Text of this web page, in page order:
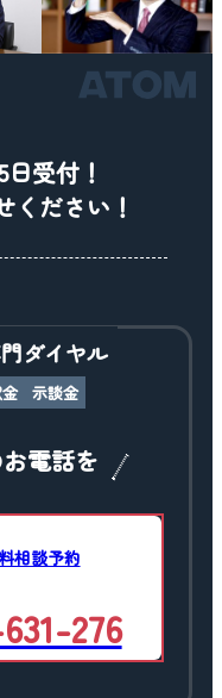
受付！
ください！
ダイヤル
示談金
電話を
相談予約
276